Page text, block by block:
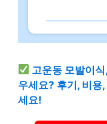
고운동 모발이
우세요? 후기, 비용
세요!